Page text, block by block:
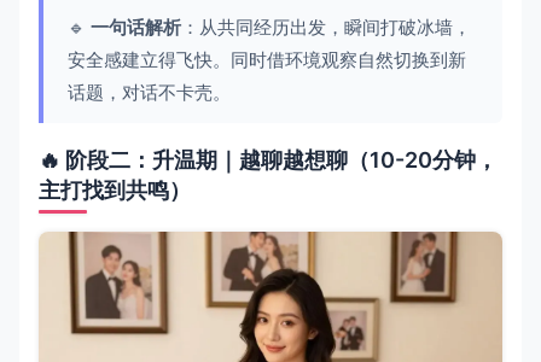
🔹 一句话解析 ：从共同经历出发，瞬间打破冰墙，
安全感建立得飞快。同时借环境观察自然切换到新
话题，对话不卡壳。
🔥 阶段二：升温期｜越聊越想聊（10-20分钟，
主打找到共鸣）